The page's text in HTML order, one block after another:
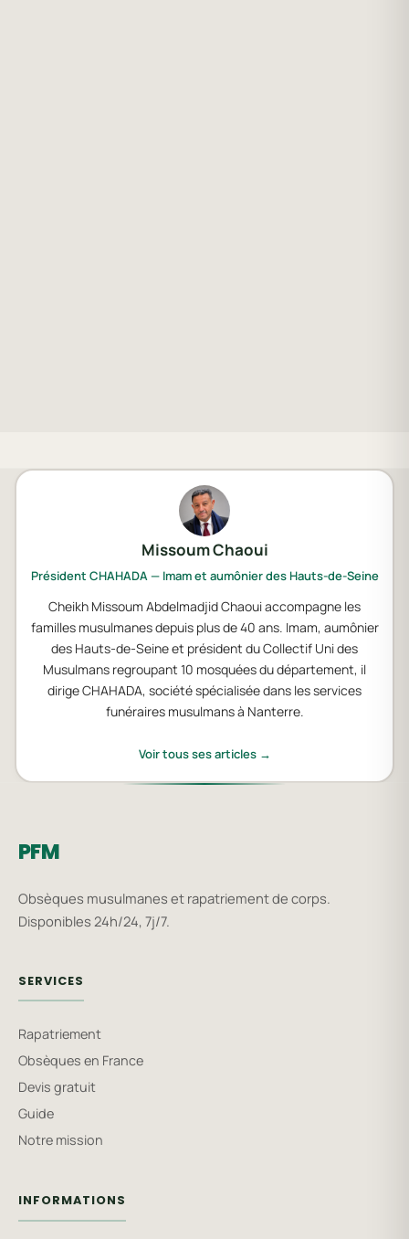
Missoum Chaoui
Président CHAHADA — Imam et aumônier des Hauts-de-Seine
Cheikh Missoum Abdelmadjid Chaoui accompagne les
familles musulmanes depuis plus de 40 ans. Imam, aumônier
des Hauts-de-Seine et président du Collectif Uni des
Musulmans regroupant 10 mosquées du département, il
dirige CHAHADA, société spécialisée dans les services
funéraires musulmans à Nanterre.
Voir tous ses articles →
PFM
Obsèques musulmanes et rapatriement de corps.
Disponibles 24h/24, 7j/7.
SERVICES
Rapatriement
Obsèques en France
Devis gratuit
Guide
Notre mission
INFORMATIONS